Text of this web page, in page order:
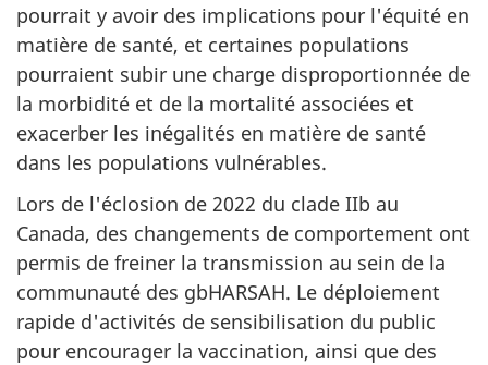
pourrait y avoir des implications pour l'équité en
matière de santé, et certaines populations
pourraient subir une charge disproportionnée de
la morbidité et de la mortalité associées et
exacerber les inégalités en matière de santé
dans les populations vulnérables.
Lors de l'éclosion de 2022 du clade IIb au
Canada, des changements de comportement ont
permis de freiner la transmission au sein de la
communauté des gbHARSAH. Le déploiement
rapide d'activités de sensibilisation du public
pour encourager la vaccination, ainsi que des